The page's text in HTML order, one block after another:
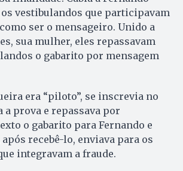
vestibulandos que participavam
ser o mensageiro. Unido a
sua mulher, eles repassavam
o gabarito por mensagem
era “piloto”, se inscrevia no
a prova e repassava por
o gabarito para Fernando e
recebê-lo, enviava para os
integravam a fraude.